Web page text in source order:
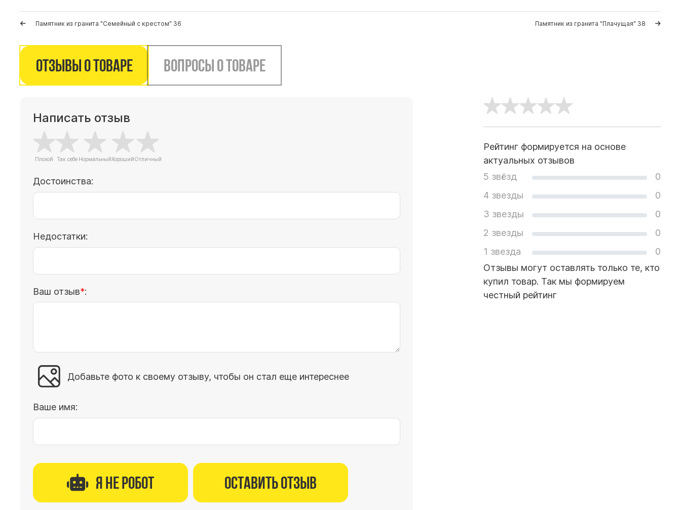
Памятник из гранита "Семейный с крестом" 36 Памятник из гранита "Плачущая" 38
Отзывы о товаре Вопросы о товаре
Рейтинг формируется на основе
актуальных отзывов
5 звёзд
0
4 звезды
0
3 звезды
0
2 звезды
0
1 звезда
0
Отзывы могут оставлять только те, кто
купил товар. Так мы формируем
честный рейтинг
Написать отзыв
Достоинства:
Недостатки:
Ваш отзыв :
Добавьте фото к своему отзыву, чтобы он стал еще интереснее
Ваше имя:
Я не робот Оставить отзыв